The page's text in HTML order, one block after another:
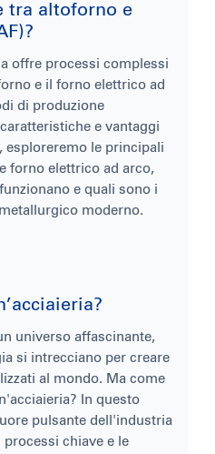
tra altoforno e
offre processi complessi
e il forno elettrico ad
di produzione
e vantaggi
esploreremo le principali
forno elettrico ad arco,
e quali sono i
moderno.
universo affascinante,
si intrecciano per creare
al mondo. Ma come
In questo
pulsante dell'industria
chiave e le